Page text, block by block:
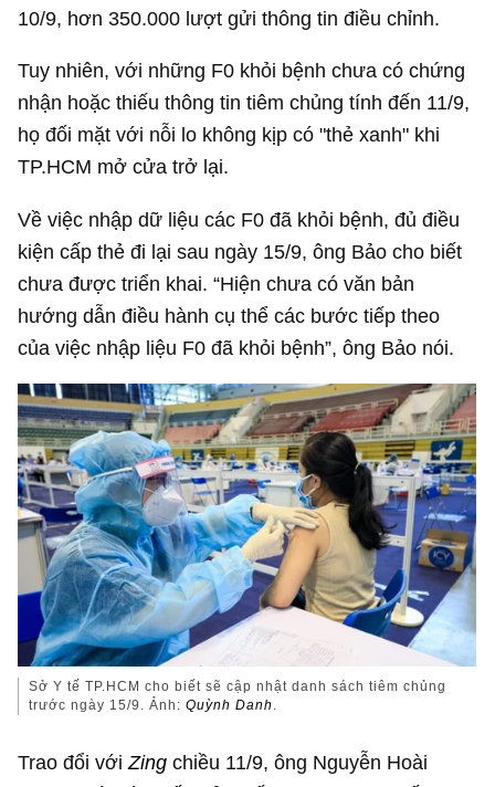
10/9, hơn 350.000 lượt gửi thông tin điều chỉnh.
Tuy nhiên, với những F0 khỏi bệnh chưa có chứng
nhận hoặc thiếu thông tin tiêm chủng tính đến 11/9,
họ đối mặt với nỗi lo không kịp có "thẻ xanh" khi
TP.HCM mở cửa trở lại.
Về việc nhập dữ liệu các F0 đã khỏi bệnh, đủ điều
kiện cấp thẻ đi lại sau ngày 15/9, ông Bảo cho biết
chưa được triển khai. “Hiện chưa có văn bản
hướng dẫn điều hành cụ thể các bước tiếp theo
của việc nhập liệu F0 đã khỏi bệnh”, ông Bảo nói.
Sở Y tế TP.HCM cho biết sẽ cập nhật danh sách tiêm chủng
trước ngày 15/9. Ảnh:Quỳnh Danh .
Trao đổi vớiZingchiều 11/9, ông Nguyễn Hoài